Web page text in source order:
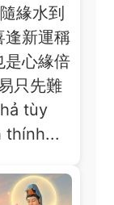
緣水到
逢新運稱
是心緣倍
只先難
tùy
thính...